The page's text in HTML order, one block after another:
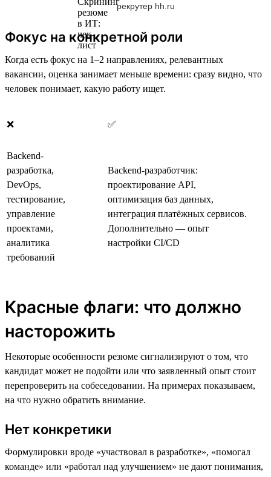
рекрутер hh.ru
Фокус на конкретной роли
Когда есть фокус на 1–2 направлениях, релевантных
вакансии, оценка занимает меньше времени: сразу видно, что
человек понимает, какую работу ищет.
❌ ✅
Backend-
разработка,
DevOps,
тестирование,
управление
проектами,
аналитика
требований
Backend-разработчик:
проектирование API,
оптимизация баз данных,
интеграция платёжных сервисов.
Дополнительно — опыт
настройки CI/CD
Красные флаги: что должно
насторожить
Некоторые особенности резюме сигнализируют о том, что
кандидат может не подойти или что заявленный опыт стоит
перепроверить на собеседовании. На примерах показываем,
на что нужно обратить внимание.
Нет конкретики
Формулировки вроде «участвовал в разработке», «помогал
команде» или «работал над улучшением» не дают понимания,